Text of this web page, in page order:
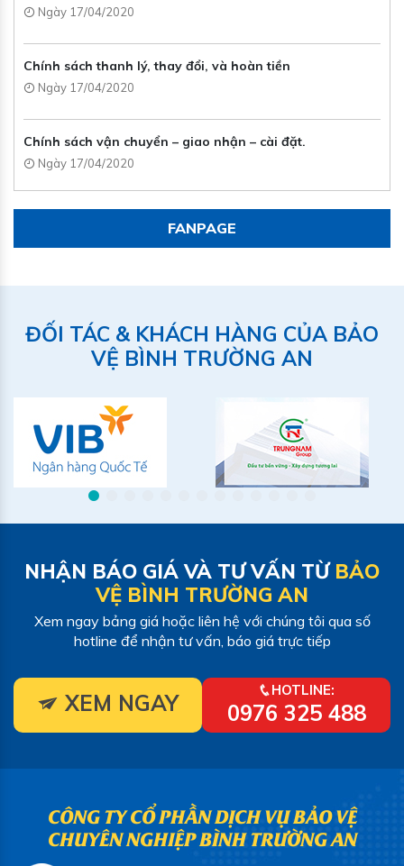
Ngày 17/04/2020
Chính sách thanh lý, thay đổi, và hoàn tiền
Ngày 17/04/2020
Chính sách vận chuyển – giao nhận – cài đặt.
Ngày 17/04/2020
FANPAGE
ĐỐI TÁC & KHÁCH HÀNG CỦA BẢO
VỆ BÌNH TRƯỜNG AN
NHẬN BÁO GIÁ VÀ TƯ VẤN TỪ BẢO
VỆ BÌNH TRƯỜNG AN
Xem ngay bảng giá hoặc liên hệ với chúng tôi qua số
hotline để nhận tư vấn, báo giá trực tiếp
XEM NGAY HOTLINE:
0976 325 488
CÔNG TY CỔ PHẦN DỊCH VỤ BẢO VỆ
CHUYÊN NGHIỆP BÌNH TRƯỜNG AN